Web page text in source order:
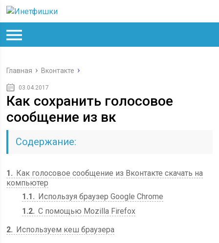
Главная Вконтакте
03.04.2017
Как сохранить голосовое
сообщение из вк
Содержание:
1
Как голосовое сообщение из Вконтакте скачать на
компьютер
1.1
Используя браузер Google Chrome
1.2 С помощью Mozilla Firefox
2
Используем кеш браузера